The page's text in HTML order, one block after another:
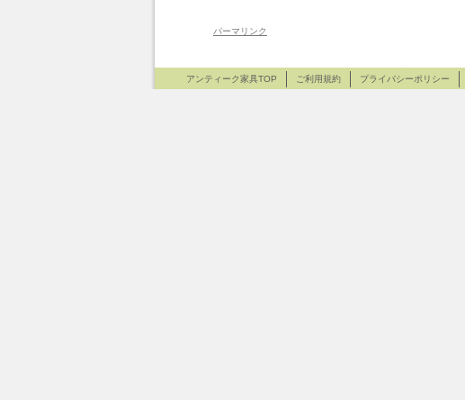
パーマリンク
アンティーク家具TOP ご利用規約 プライバシーポリシー